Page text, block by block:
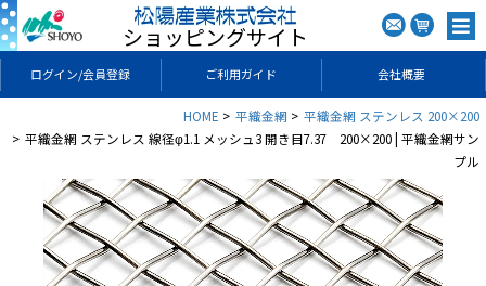
ショッピングサイト
ログイン/会員登録 ご利用ガイド 会社概要
HOME 平織金網
平織金網 ステンレス 200×200
平織金網 ステンレス 線径φ1.1 メッシュ3 開き目7.37 200×200 | 平織金網サン
プル